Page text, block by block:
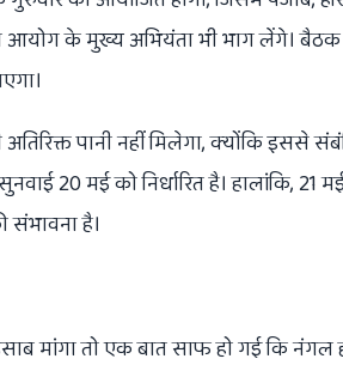
के मुख्य अभियंता भी भाग लेंगे। बैठक
पानी नहीं मिलेगा, क्योंकि इससे
20 मई को निर्धारित है। हालांकि, 21
संभावना है।
मांगा तो एक बात साफ हो गई कि नंगल